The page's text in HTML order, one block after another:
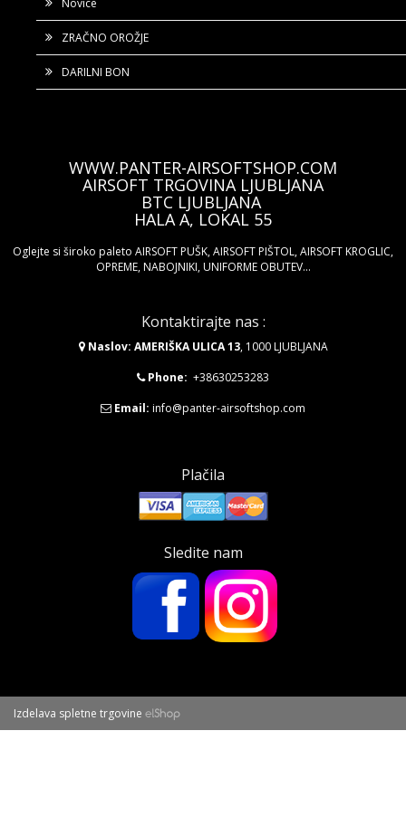
Novice
ZRAČNO OROŽJE
DARILNI BON
WWW.PANTER-AIRSOFTSHOP.COM
AIRSOFT TRGOVINA LJUBLJANA
BTC LJUBLJANA
HALA A, LOKAL 55
Oglejte si široko paleto AIRSOFT PUŠK, AIRSOFT PIŠTOL, AIRSOFT KROGLIC,
OPREME, NABOJNIKI, UNIFORME OBUTEV...
Kontaktirajte nas :
Naslov: AMERIŠKA ULICA 13, 1000 LJUBLJANA
Phone: +38630253283
Email: info@panter-airsoftshop.com
Plačila
Sledite nam
Izdelava spletne trgovine